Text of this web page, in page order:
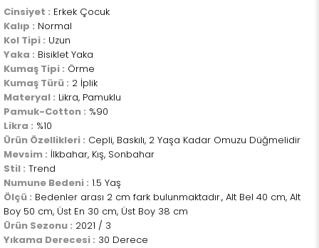
Cinsiyet : Erkek Çocuk
Kalıp : Normal
Kol Tipi : Uzun
Yaka : Bisiklet Yaka
Kumaş Tipi : Örme
Kumaş Türü : 2 İplik
Materyal : Likra, Pamuklu
Pamuk-Cotton : %90
Likra : %10
Ürün Özellikleri : Cepli, Baskılı, 2 Yaşa Kadar Omuzu Düğmelidir
Mevsim : İlkbahar, Kış, Sonbahar
Stil : Trend
Numune Bedeni : 1.5 Yaş
Ölçü : Bedenler arası 2 cm fark bulunmaktadır., Alt Bel 40 cm, Alt
Boy 50 cm, Üst En 30 cm, Üst Boy 38 cm
Ürün Sezonu : 2021 / 3
Yıkama Derecesi : 30 Derece